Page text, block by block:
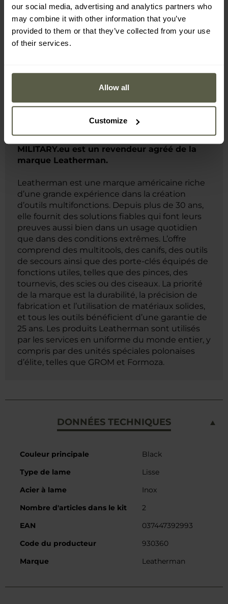
our social media, advertising and analytics partners who
may combine it with other information that you’ve
provided to them or that they’ve collected from your use
of their services.
Allow all
Customize
Remplacement rapide
Vis de montage et clé incluses
Informations sur le fabricant et sécurité
MILITARY.eu est un revendeur agréé de la
marque Leatherman.
Leatherman est une marque américaine riche
d’une grande expérience dans la création
d’outils multifonctions. Depuis plus de 30 ans,
elle fournit des solutions fiables qui font leurs
preuves aussi bien dans un usage quotidien
que dans des conditions extrêmes. L’offre
comprend des multitools, des canifs, des outils
de secours ainsi que des porte-clés équipés de
fonctions utiles, telles que des pinces, des
tournevis, des scies ou des ciseaux. La priorité
de la marque est la durabilité, la précision de
fabrication et l’utilisation de matériaux solides,
et tous les outils bénéficient d’une garantie de
25 ans. Les produits Leatherman sont utilisés
par les services en uniforme du monde entier, y
compris par des unités spéciales polonaises
d’élite, telles que GROM et Formoza.
DONNÉES TECHNIQUES
Caractéristiques
Couleur principale
Black
Type de lame
Lisse
Acier à lame
Inox
Nombre d'articles dans le kit
2
EAN
037447392993
Code du producteur
930360
Marque
Leatherman